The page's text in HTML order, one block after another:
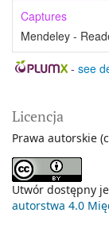
Captures
Mendeley -
- see
Licencja
Prawa autorskie
Utwór dostępny
autorstwa 4.0